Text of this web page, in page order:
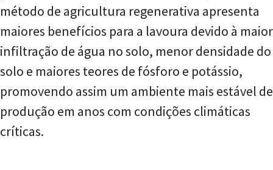
método de agricultura regenerativa apresenta
maiores benefícios para a lavoura devido à maior
infiltração de água no solo, menor densidade do
solo e maiores teores de fósforo e potássio,
promovendo assim um ambiente mais estável de
produção em anos com condições climáticas
críticas.